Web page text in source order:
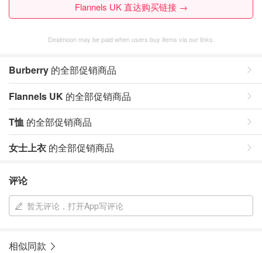
Flannels UK 直达购买链接 →
Dealmoon may be paid when users buy items via our links.
Burberry 的全部促销商品
Flannels UK 的全部促销商品
T恤 的全部促销商品
女士上衣 的全部促销商品
评论
暂无评论，打开App写评论
相似同款